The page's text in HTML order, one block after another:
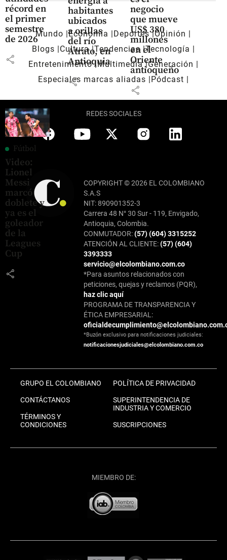
récord en
el primer
semestre
de 2026
share
habitantes
ubicados
a orillas
del río
Atrato, en
Antioquia
share
negocio
que mueve
US$ 380
millones
en el
Oriente
antioqueño
share
Fútbol
Video:
Lionel
Messi
marcó
doblete y
ya es el
goleador
de la
Leagues
Cup
share
Mundo Economía Deportes Opinión
Blogs
Cultura Tendencias Tecnología
Entretenimiento Multimedia Generación
Especiales marcas aliadas
Pódcast
REDES SOCIALES
COPYRIGHT © 2026 EL COLOMBIANO
S.A.S
NIT: 890901352-3
Carrera 48 N° 30 Sur - 119, Envigado,
Antioquia, Colombia.
CONMUTADOR:(57) (604) 3315252
ATENCIÓN AL CLIENTE:(57) (604)
3393333
servicio@elcolombiano.com.co
*Para asuntos relacionados con
peticiones, quejas y reclamos (PQR),
haz clic aquí
PROGRAMA DE TRANSPARENCIA Y
ÉTICA EMPRESARIAL:
*Buzón exclusivo para notificaciones judiciales:
notificacionesjudiciales@elcolombiano.com.co
GRUPO EL COLOMBIANO
CONTÁCTANOS
TÉRMINOS Y
CONDICIONES
POLÍTICA DE PRIVACIDAD
SUPERINTENDENCIA DE
INDUSTRIA Y COMERCIO
SUSCRIPCIONES
MIEMBRO DE: